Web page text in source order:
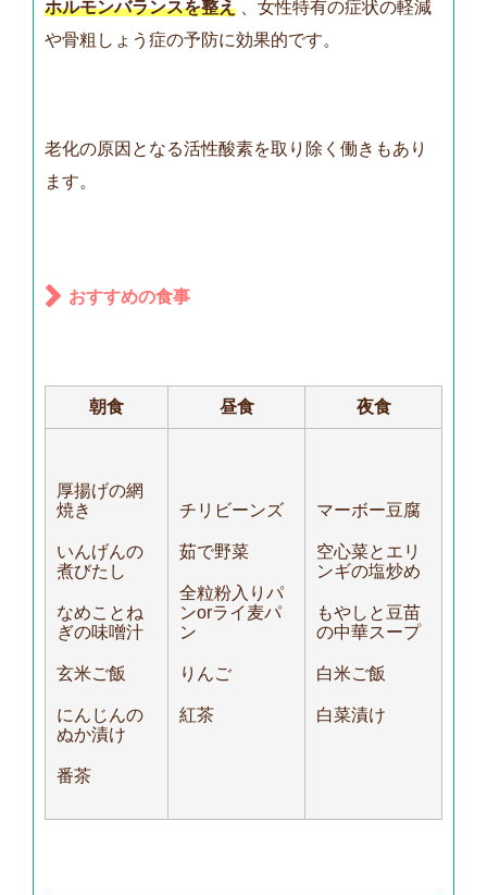
ホルモンバランスを整え 、女性特有の症状の軽減
や骨粗しょう症の予防に効果的です。
老化の原因となる活性酸素を取り除く働きもあり
ます。
おすすめの食事
朝食 昼食 夜食
厚揚げの網
焼き
いんげんの
煮びたし
なめことね
ぎの味噌汁
玄米ご飯
にんじんの
ぬか漬け
番茶
チリビーンズ
茹で野菜
全粒粉入りパ
ンorライ麦パ
ン
りんご
紅茶
マーボー豆腐
空心菜とエリ
ンギの塩炒め
もやしと豆苗
の中華スープ
白米ご飯
白菜漬け